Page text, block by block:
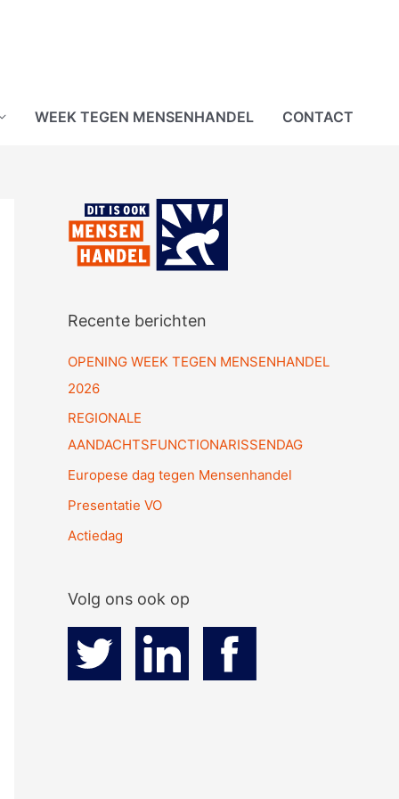
WEEK TEGEN MENSENHANDEL CONTACT
Recente berichten
OPENING WEEK TEGEN MENSENHANDEL
2026
REGIONALE
AANDACHTSFUNCTIONARISSENDAG
Europese dag tegen Mensenhandel
Presentatie VO
Actiedag
Volg ons ook op